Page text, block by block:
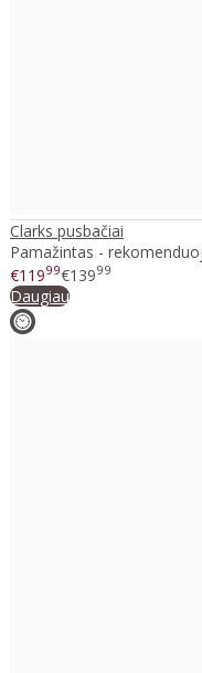
Clarks pusbačiai
Pamažintas -
€11999€13999
Daugiau